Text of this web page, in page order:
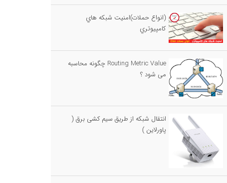
(انواع حملات)امنيت شبكه هاي
كامپيوتري
Routing Metric Value چگونه محاسبه
می شود ؟
انتقال شبکه از طریق سیم کشی برق (
پاورلاین )